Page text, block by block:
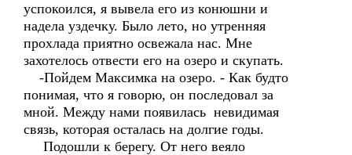
успокоился, я вывела его из конюшни и
надела уздечку. Было лето, но утренняя
прохлада приятно освежала нас. Мне
захотелось отвести его на озеро и скупать.
-Пойдем Максимка на озеро. - Как будто
понимая, что я говорю, он последовал за
мной. Между нами появилась невидимая
связь, которая осталась на долгие годы.
Подошли к берегу. От него веяло